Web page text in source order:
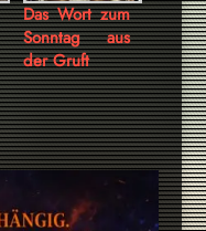
Das Wort zum
Sonntag aus
der Gruft